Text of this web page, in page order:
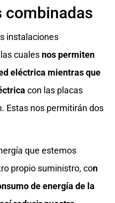
combinadas
instalaciones
cuales nos permiten
eléctrica mientras que
con las placas
Estas nos permitirán dos
que estemos
propio suministro, con
de energía de la